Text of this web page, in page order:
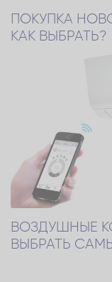
ПОКУПКА
КАК ВЫБРАТЬ?
ВОЗДУШНЫЕ
ВЫБРАТЬ